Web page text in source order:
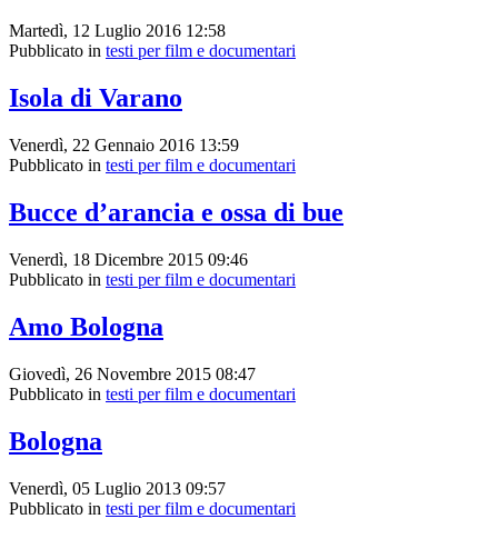
Martedì, 12 Luglio 2016 12:58
Pubblicato in testi per film e documentari
Isola di Varano
Venerdì, 22 Gennaio 2016 13:59
Pubblicato in testi per film e documentari
Bucce d’arancia e ossa di bue
Venerdì, 18 Dicembre 2015 09:46
Pubblicato in testi per film e documentari
Amo Bologna
Giovedì, 26 Novembre 2015 08:47
Pubblicato in testi per film e documentari
Bologna
Venerdì, 05 Luglio 2013 09:57
Pubblicato in testi per film e documentari